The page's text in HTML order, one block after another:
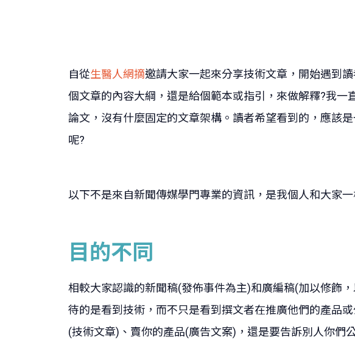
自從生醫人網摘邀請大家一起來分享技術文章，開始遇到
個文章的內容大綱，還是給個範本或指引，來做解釋?我
論文，沒有什麼固定的文章架構。讀者希望看到的，應該是
呢?
以下不是來自新聞傳媒學門專業的資訊，是我個人和大家
目的不同
相較大家認識的新聞稿(發佈事件為主)和廣編稿(加以修飾
待的是看到技術，而不只是看到撰文者在推廣他們的產品
(技術文章)、賣你的產品(廣告文案)，還是要告訴別人你們